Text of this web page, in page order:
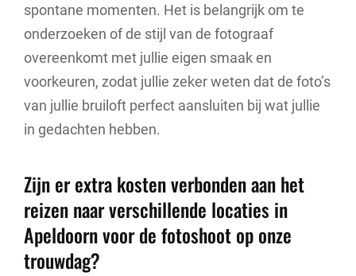
spontane momenten. Het is belangrijk om te
onderzoeken of de stijl van de fotograaf
overeenkomt met jullie eigen smaak en
voorkeuren, zodat jullie zeker weten dat de foto’s
van jullie bruiloft perfect aansluiten bij wat jullie
in gedachten hebben.
Zijn er extra kosten verbonden aan het
reizen naar verschillende locaties in
Apeldoorn voor de fotoshoot op onze
trouwdag?